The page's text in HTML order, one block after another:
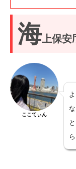
海上保安
ここてぃん